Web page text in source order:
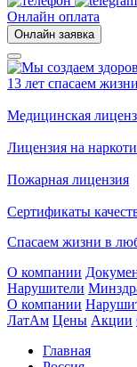
Онлайн оплата
Онлайн заявка
13 лет спасаем жизни
Медицинская
Лицензия на
Пожарная лицензия
Сертификаты
Спасаем жизни в
О компании
Нарушители
О компании
ЛатАм Цены Акции
Главная